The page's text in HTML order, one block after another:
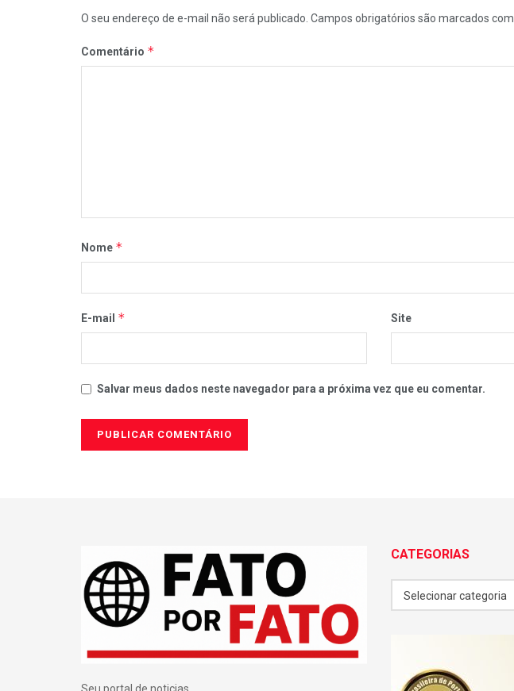
O seu endereço de e-mail não será publicado. Campos obrigatórios são marcados com
Comentário *
Nome *
E-mail * Site
Salvar meus dados neste navegador para a próxima vez que eu comentar.
Seu portal de noticias
CATEGORIAS
Selecionar categoria